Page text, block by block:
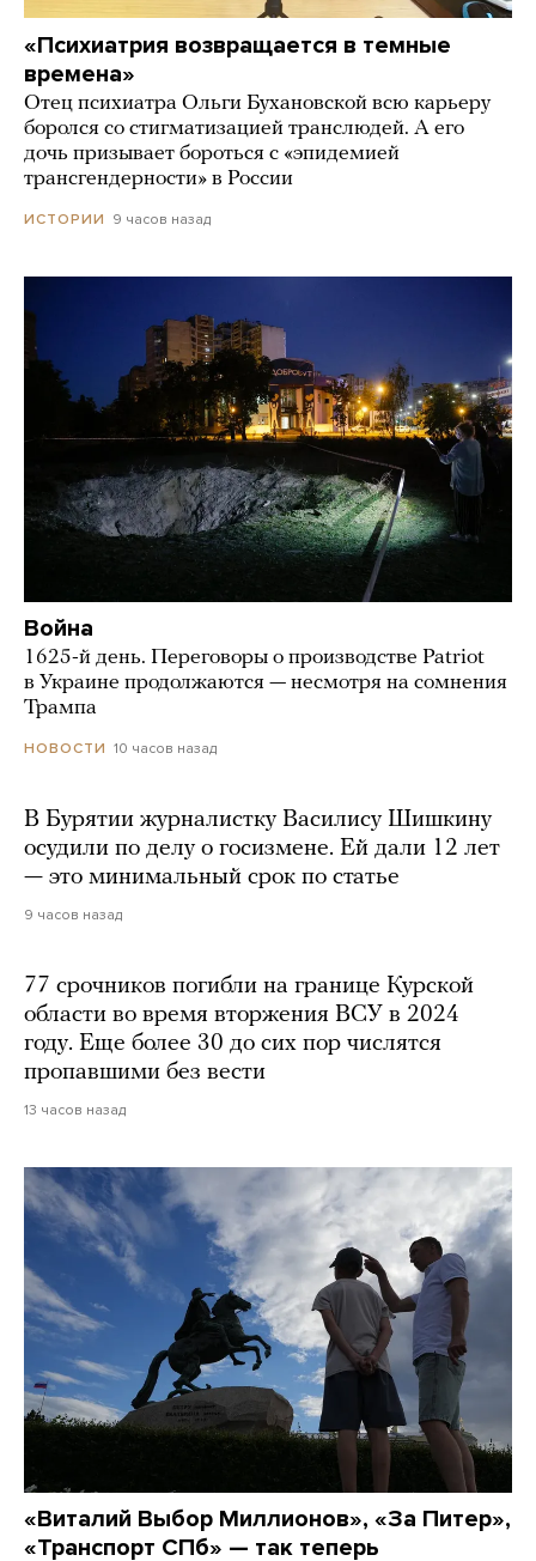
«Психиатрия возвращается в темные
времена»
Отец психиатра Ольги Бухановской всю карьеру
боролся со стигматизацией транслюдей. А его
дочь призывает бороться с «эпидемией
трансгендерности» в России
ИСТОРИИ 9 часов назад
Война
1625-й день. Переговоры о производстве Patriot
в Украине продолжаются — несмотря на сомнения
Трампа
НОВОСТИ 10 часов назад
В Бурятии журналистку Василису Шишкину
осудили по делу о госизмене. Ей дали 12 лет
— это минимальный срок по статье
9 часов назад
77 срочников погибли на границе Курской
области во время вторжения ВСУ в 2024
году. Еще более 30 до сих пор числятся
пропавшими без вести
13 часов назад
«Виталий Выбор Миллионов», «За Питер»,
«Транспорт СПб» — так теперь